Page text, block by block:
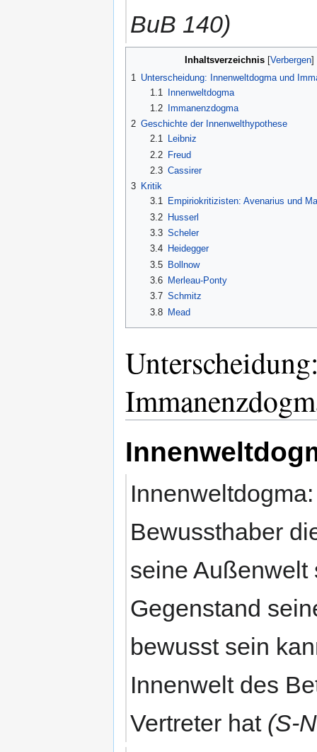
BuB 140)
Inhaltsverzeichnis
1
Unterscheidung: Innenweltdogma und
1.1
Innenweltdogma
1.2
Immanenzdogma
2 Geschichte der Innenwelthypothese
2.1
Leibniz
2.2 Freud
2.3 Cassirer
3 Kritik
3.1
Empiriokritizisten: Avenarius und
3.2 Husserl
3.3 Scheler
3.4
Heidegger
3.5 Bollnow
3.6
Merleau-Ponty
3.7 Schmitz
3.8 Mead
Bewussthaber
seine Außenwelt
Gegenstand
bewusst sein
Innenwelt des
Vertreter hat (S-